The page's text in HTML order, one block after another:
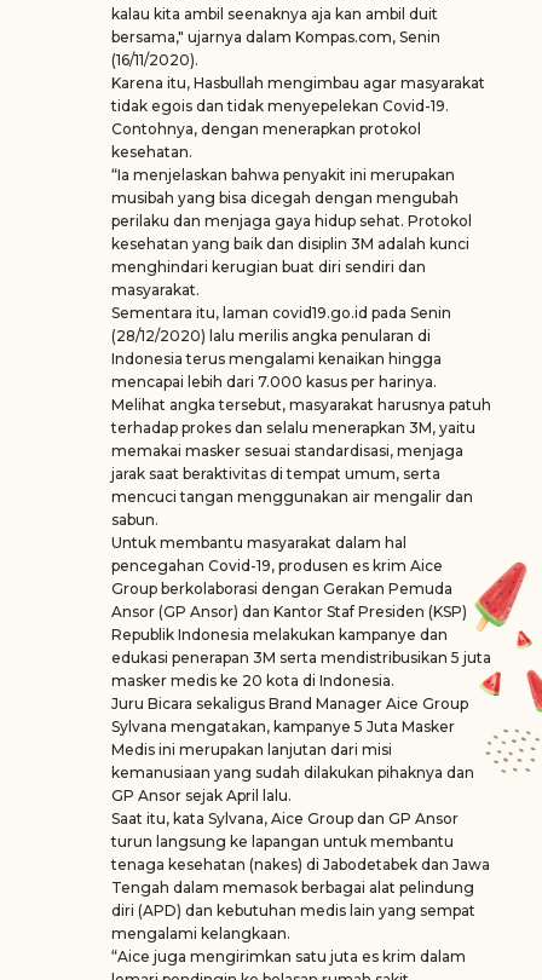
kalau kita ambil seenaknya aja kan ambil duit
bersama," ujarnya dalam Kompas.com, Senin
(16/11/2020).
Karena itu, Hasbullah mengimbau agar masyarakat
tidak egois dan tidak menyepelekan Covid-19.
Contohnya, dengan menerapkan protokol
kesehatan.
“Ia menjelaskan bahwa penyakit ini merupakan
musibah yang bisa dicegah dengan mengubah
perilaku dan menjaga gaya hidup sehat. Protokol
kesehatan yang baik dan disiplin 3M adalah kunci
menghindari kerugian buat diri sendiri dan
masyarakat.
Sementara itu, laman covid19.go.id pada Senin
(28/12/2020) lalu merilis angka penularan di
Indonesia terus mengalami kenaikan hingga
mencapai lebih dari 7.000 kasus per harinya.
Melihat angka tersebut, masyarakat harusnya patuh
terhadap prokes dan selalu menerapkan 3M, yaitu
memakai masker sesuai standardisasi, menjaga
jarak saat beraktivitas di tempat umum, serta
mencuci tangan menggunakan air mengalir dan
sabun.
Untuk membantu masyarakat dalam hal
pencegahan Covid-19, produsen es krim Aice
Group berkolaborasi dengan Gerakan Pemuda
Ansor (GP Ansor) dan Kantor Staf Presiden (KSP)
Republik Indonesia melakukan kampanye dan
edukasi penerapan 3M serta mendistribusikan 5 juta
masker medis ke 20 kota di Indonesia.
Juru Bicara sekaligus Brand Manager Aice Group
Sylvana mengatakan, kampanye 5 Juta Masker
Medis ini merupakan lanjutan dari misi
kemanusiaan yang sudah dilakukan pihaknya dan
GP Ansor sejak April lalu.
Saat itu, kata Sylvana, Aice Group dan GP Ansor
turun langsung ke lapangan untuk membantu
tenaga kesehatan (nakes) di Jabodetabek dan Jawa
Tengah dalam memasok berbagai alat pelindung
diri (APD) dan kebutuhan medis lain yang sempat
mengalami kelangkaan.
“Aice juga mengirimkan satu juta es krim dalam